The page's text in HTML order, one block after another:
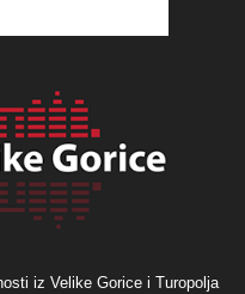
iz Velike Gorice i Turopolja